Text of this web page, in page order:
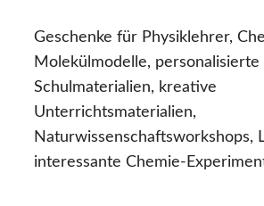
Geschenke für Physiklehrer,
Molekülmodelle, personalisierte
Schulmaterialien, kreative
Unterrichtsmaterialien,
Naturwissenschaftsworkshops,
interessante Chemie-